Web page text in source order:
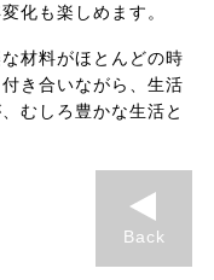
化も楽しめます。
材料がほとんどの時
き合いながら、生活
むしろ豊かな生活と
Back